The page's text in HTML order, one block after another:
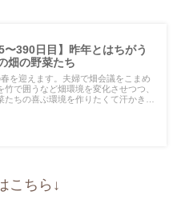
〜390日目】昨年とはちがう
畑の野菜たち
を迎えます。夫婦で畑会議をこまめ
竹で囲うなど畑環境を変化させつつ、
たちの喜ぶ環境を作りたくて汗かき取
こちら↓